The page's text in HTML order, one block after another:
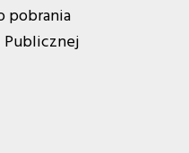
pobrania